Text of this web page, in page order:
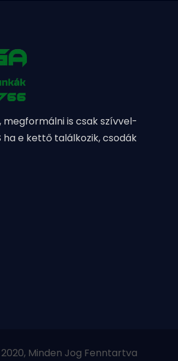
megformálni is csak szívvel-
ha e kettő találkozik, csodák
Minden Jog Fenntartva